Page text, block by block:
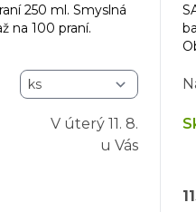
250 ml. Smyslná
na 100 praní.
V úterý 11. 8.
u Vás